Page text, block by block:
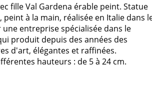
fille Val Gardena érable peint. Statue
peint à la main, réalisée en Italie dans
une entreprise spécialisée dans le
produit depuis des années des
d'art, élégantes et raffinées.
hauteurs : de 5 à 24 cm.